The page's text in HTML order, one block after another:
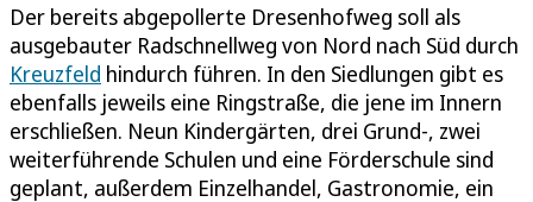
Der bereits abgepollerte Dresenhofweg soll als
ausgebauter Radschnellweg von Nord nach Süd durch
Kreuzfeld hindurch führen. In den Siedlungen gibt es
ebenfalls jeweils eine Ringstraße, die jene im Innern
erschließen. Neun Kindergärten, drei Grund-, zwei
weiterführende Schulen und eine Förderschule sind
geplant, außerdem Einzelhandel, Gastronomie, ein